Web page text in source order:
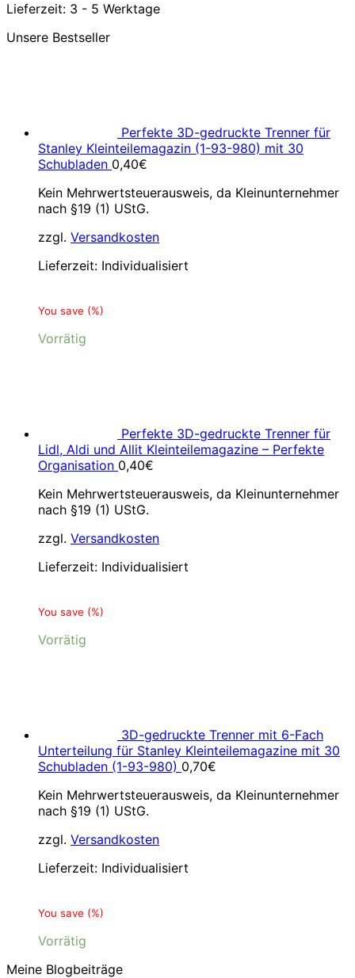
Lieferzeit: 3 - 5 Werktage
Unsere Bestseller
Perfekte 3D-gedruckte Trenner für
Stanley Kleinteilemagazin (1-93-980) mit 30
Schubladen 0,40€
Kein Mehrwertsteuerausweis, da Kleinunternehmer
nach §19 (1) UStG.
zzgl. Versandkosten
Lieferzeit: Individualisiert
You save (%)
Vorrätig
Perfekte 3D-gedruckte Trenner für
Lidl, Aldi und Allit Kleinteilemagazine – Perfekte
Organisation 0,40€
Kein Mehrwertsteuerausweis, da Kleinunternehmer
nach §19 (1) UStG.
zzgl. Versandkosten
Lieferzeit: Individualisiert
You save (%)
Vorrätig
3D-gedruckte Trenner mit 6-Fach
Unterteilung für Stanley Kleinteilemagazine mit 30
Schubladen (1-93-980) 0,70€
Kein Mehrwertsteuerausweis, da Kleinunternehmer
nach §19 (1) UStG.
zzgl. Versandkosten
Lieferzeit: Individualisiert
You save (%)
Vorrätig
Meine Blogbeiträge